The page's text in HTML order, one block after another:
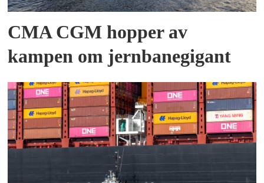
CMA CGM hopper av
kampen om jernbanegigant